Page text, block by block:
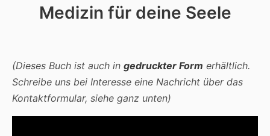
Medizin für deine Seele
(Dieses Buch ist auch in gedruckter Form erhältlich.
Schreibe uns bei Interesse eine Nachricht über das
Kontaktformular, siehe ganz unten)